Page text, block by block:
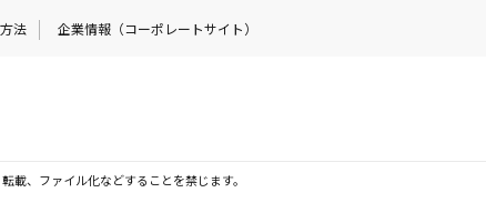
法 企業情報（コーポレートサイト）
載、ファイル化などすることを禁じます。